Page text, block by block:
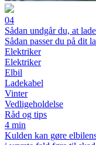
04
Sådan undgår du, at
Sådan passer du på dit
Elektriker
Elektriker
Elbil
Ladekabel
Vinter
Vedligeholdelse
Råd og tips
4 min
Kulden kan gøre